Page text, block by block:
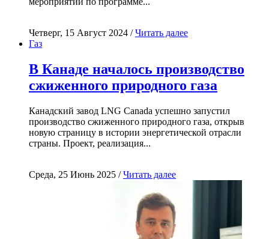
Четверг, 15 Август 2024 /Читать далее
Газ
В Канаде началось производство
сжиженного природного газа
Канадский завод LNG Canada успешно запустил
производство сжиженного природного газа, открыв
новую страницу в истории энергетической отрасли
страны. Проект, реализация...
Среда, 25 Июнь 2025 /Читать далее